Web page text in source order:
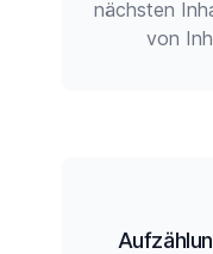
nächsten
von